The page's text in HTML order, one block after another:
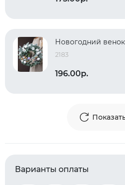
Новогодний
2183
196.00р.
Варианты оплаты